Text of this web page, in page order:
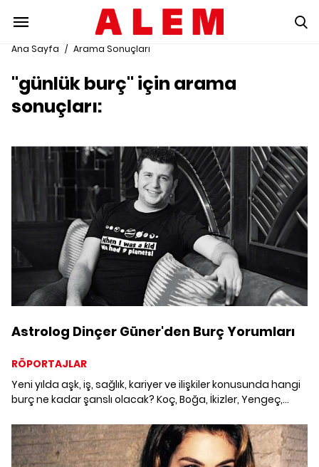
Ana Sayfa / Arama Sonuçları
"günlük burç" için arama
sonuçları:
Astrolog Dinçer Güner'den Burç Yorumları
RÖPORTAJLAR
Yeni yılda aşk, iş, sağlık, kariyer ve ilişkiler konusunda hangi
burç ne kadar şanslı olacak? Koç, Boğa, İkizler, Yengeç,
burçlarının yeni yılda aile, aşk, iş ve günlük hayatlarında
neler yaşanacak? Ünlü astrolog Dinçer Güner'den yeni yıla
dair bakın neler öğrendik...